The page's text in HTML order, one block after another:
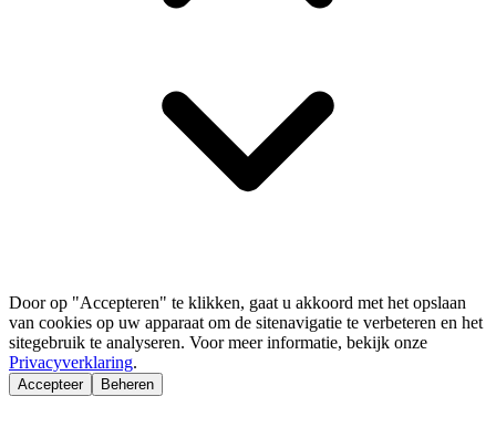
Door op "Accepteren" te klikken, gaat u akkoord met het opslaan
van cookies op uw apparaat om de sitenavigatie te verbeteren en het
sitegebruik te analyseren. Voor meer informatie, bekijk onze
Privacyverklaring.
Accepteer Beheren